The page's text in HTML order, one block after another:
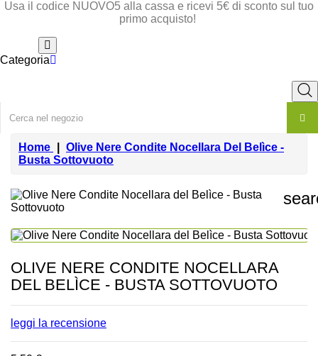
Usa il codice NUOVO5 alla cassa e ricevi 5€ di sconto sul tuo
primo acquisto!
Categoria
Home
Olive Nere Condite Nocellara Del Belìce -
Busta Sottovuoto
OLIVE NERE CONDITE NOCELLARA
DEL BELÌCE - BUSTA SOTTOVUOTO
leggi la recensione